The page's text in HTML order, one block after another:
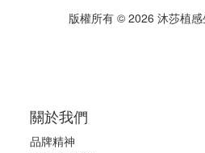
版權所有 © 2026 沐莎植感
關於我們
品牌精神